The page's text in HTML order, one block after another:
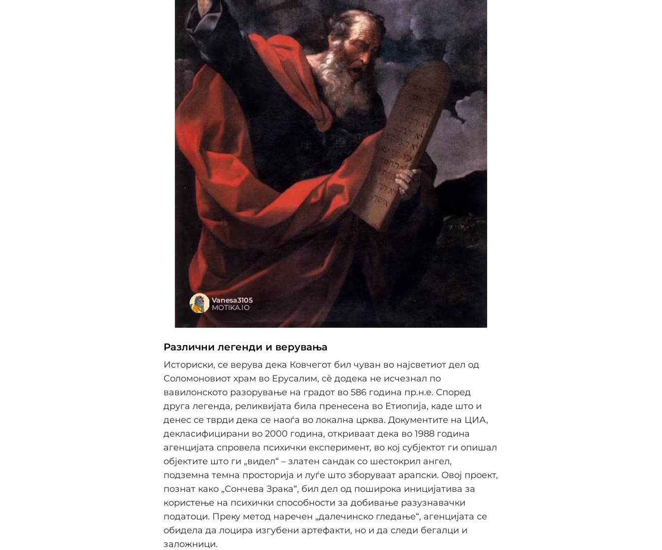
Различни легенди и верувања
Историски, се верува дека Ковчегот бил чуван во најсветиот дел од
Соломоновиот храм во Ерусалим, сè додека не исчезнал по
вавилонското разорување на градот во 586 година пр.н.е. Според
друга легенда, реликвијата била пренесена во Етиопија, каде што и
денес се тврди дека се наоѓа во локална црква. Документите на ЦИА,
декласифицирани во 2000 година, откриваат дека во 1988 година
агенцијата спровела психички експеримент, во кој субјектот ги опишал
објектите што ги „видел“ – златен сандак со шестокрил ангел,
подземна темна просторија и луѓе што зборуваат арапски. Овој проект,
познат како „Сончева Зракa“, бил дел од поширока иницијатива за
користење на психички способности за добивање разузнавачки
податоци. Преку метод наречен „далечинско гледање“, агенцијата се
обидела да лоцира изгубени артефакти, но и да следи бегалци и
заложници.